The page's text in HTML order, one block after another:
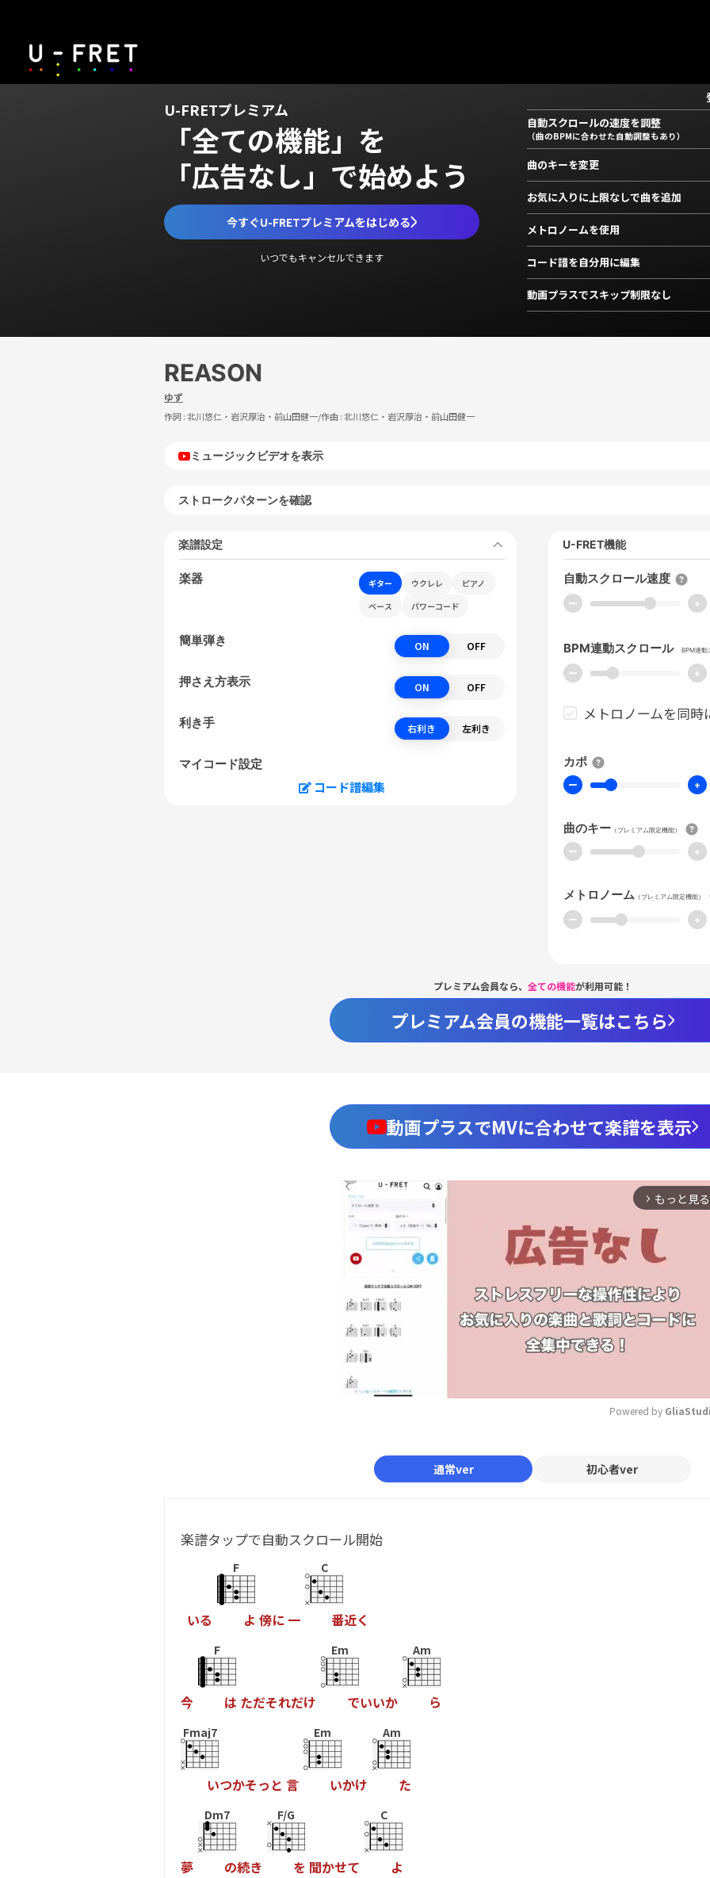
U-FRETプレミアム
「全ての機能」を
「広告なし」で始めよう
今すぐU-FRETプレミアムをはじめる
いつでもキャンセルできます
自動スクロールの速度を調整
（曲のBPMに合わせた自動調整もあり）
曲のキーを変更
お気に入りに上限なしで曲を追加
メトロノームを使用
コード譜を自分用に編集
動画プラスでスキップ制限なし
REASON
ゆず
作詞 :北川悠仁・岩沢厚治・前山田健一/作曲 :北川悠仁・岩沢厚治・前山田健一
ミュージックビデオを表示
ストロークパターンを確認
楽譜設定
楽器 ギター ウクレレ
ピアノ
ベース
パワーコード
簡単弾き ON OFF
押さえ方表示 ON OFF
利き手 右利き 左利き
マイコード設定
コード譜編集
U-FRET機能
自動スクロール速度
ー +
BPM連動スクロール BPM連動
ー +
メトロノームを同時
カポ
ー +
曲のキー （プレミアム限定機能）
ー +
メトロノーム （プレミアム限定機能）
ー +
プレミアム会員なら、 全ての機能が利用可能！
プレミアム会員の機能一覧はこちら
動画プラスでMVに合わせて楽譜を表示
arrow_forward_ios もっと見る
Powered by
通常ver 初心者ver
楽譜タップで自動スクロール開始
いる
F
よ 傍に 一
C
番近く
今
F
は ただそれだけ
Em
でいいか
Am
ら
Fmaj7
いつかそっ と 言
Em
いかけ
Am
た
夢
Dm7
の続き
F/G
を 聞かせて
C
よ